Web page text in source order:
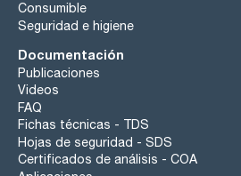
Consumible
Seguridad e higiene
Documentación
Publicaciones
Videos
FAQ
Fichas técnicas - TDS
Hojas de seguridad - SDS
Certificados de análisis - COA